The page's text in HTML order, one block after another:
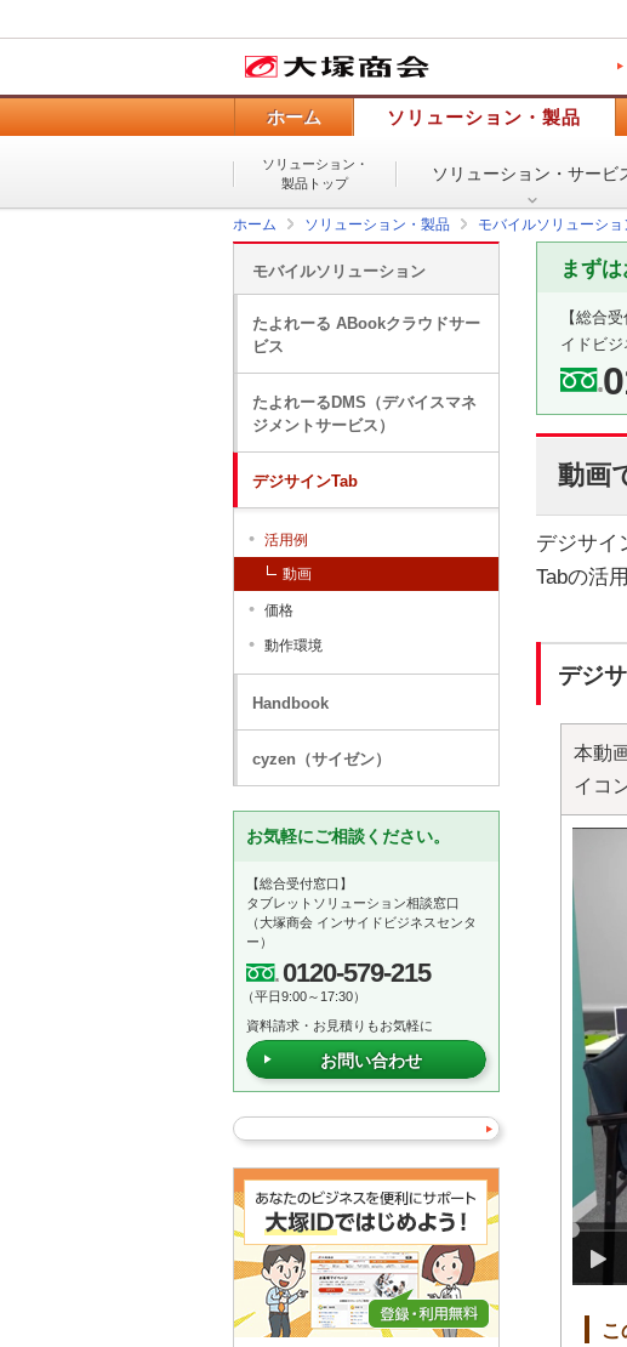
ホーム ソリューション・製品
ソリューション・
製品トップ
ソリューション・ サービ
ホーム ソリューション・製品 モバイルソリューショ
まず
【総合
イドビジ
動画
デジサイ
Tabの活
デジ
本動
イコ
こ
モバイルソリューション
たよれーる ABookクラウドサー
ビス
たよれーるDMS（デバイスマネ
ジメントサービス）
デジサインTab
活用例
動画
価格
動作環境
Handbook
cyzen（サイゼン）
お気軽にご相談ください。
【総合受付窓口】
タブレットソリューション相談窓口
（大塚商会 インサイドビジネスセンタ
ー）
0120-579-215
（平日9:00～17:30）
資料請求・お見積りもお気軽に
お問い合わせ